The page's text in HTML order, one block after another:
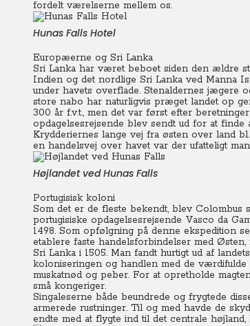
fordelt værelserne mellem os.
Hunas Falls Hotel
Europæerne og Sri Lanka
Sri Lanka har været beboet siden den ældre
Indien og det nordlige Sri Lanka ved Manna
under havets overflade. Stenaldernes jægere
store nabo har naturligvis præget landet op
300 år f.v.t., men det var først efter
opdagelsesrejsende blev sendt ud for at
Krydderiernes lange vej fra østen over land
en handelsvej over havet var der ufatteligt
Højlandet ved Hunas Falls
Portugisisk koloni
Som det er de fleste bekendt, blev
portugisiske opdagelsesrejsende Vasco da
1498. Som opfølgning på denne ekspedition
etablere faste handelsforbindelser med
Sri Lanka i 1505. Man fandt hurtigt ud af
koloniseringen og handlen med de
muskatnød og peber. For at opretholde
små kongeriger.
Singaleserne både beundrede og frygtede
armerede rustninger. Til og med havde de
endte med at flygte ind til det centrale